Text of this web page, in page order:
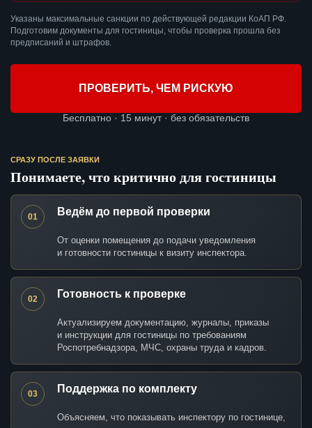
Указаны максимальные санкции по действующей редакции КоАП РФ.
Подготовим документы для гостиницы, чтобы проверка прошла без
предписаний и штрафов.
ПРОВЕРИТЬ, ЧЕМ РИСКУЮ
Бесплатно · 15 минут · без обязательств
СРАЗУ ПОСЛЕ ЗАЯВКИ
Понимаете, что критично для гостиницы
01 Ведём до первой проверки
От оценки помещения до подачи уведомления
и готовности гостиницы к визиту инспектора.
02 Готовность к проверке
Актуализируем документацию, журналы, приказы
и инструкции для гостиницы по требованиям
Роспотребнадзора, МЧС, охраны труда и кадров.
03 Поддержка по комплекту
Объясняем, что показывать инспектору по гостинице,